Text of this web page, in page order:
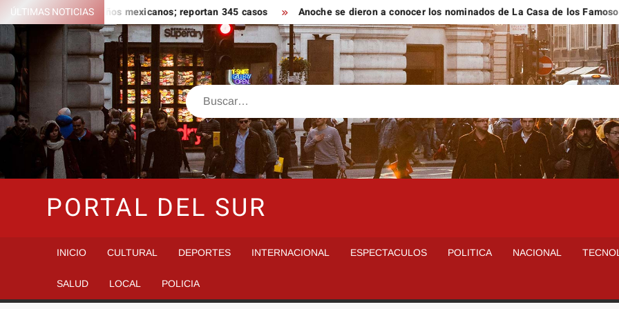
Saltar
al
contenido
ÚLTIMAS NOTICIAS
a jalapeños mexicanos; reportan 345 casos Anoche se dieron a conocer los nominados de La Casa de los Famosos México
Buscar
PORTAL DEL SUR
INICIO CULTURAL DEPORTES INTERNACIONAL ESPECTACULOS POLITICA NACIONAL
SALUD LOCAL POLICIA